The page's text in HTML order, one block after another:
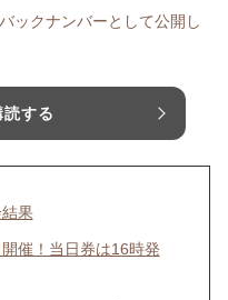
ックナンバーとして公開し
する
果
催！当日券は16時発